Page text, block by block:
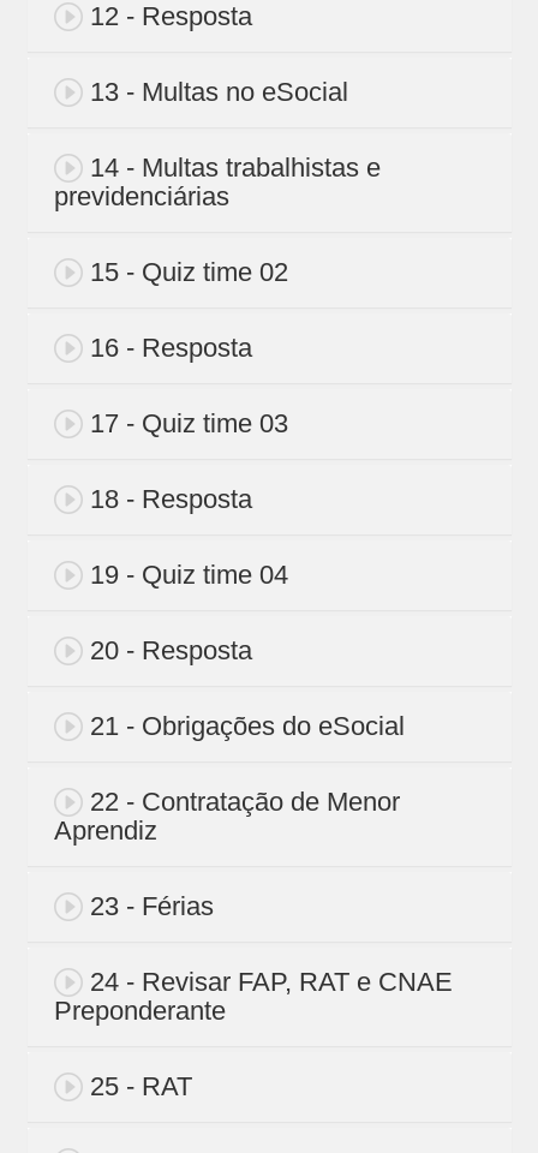
12 - Resposta
13 - Multas no eSocial
14 - Multas trabalhistas e
previdenciárias
15 - Quiz time 02
16 - Resposta
17 - Quiz time 03
18 - Resposta
19 - Quiz time 04
20 - Resposta
21 - Obrigações do eSocial
22 - Contratação de Menor
Aprendiz
23 - Férias
24 - Revisar FAP, RAT e CNAE
Preponderante
25 - RAT